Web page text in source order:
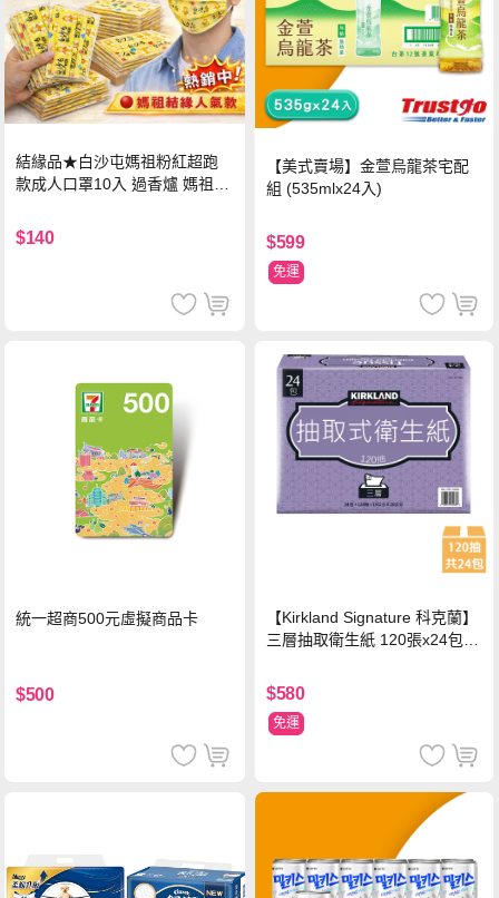
結緣品★白沙屯媽祖粉紅超跑
款成人口罩10入 過香爐 媽祖加
$140
【美式賣場】金萱烏龍茶宅配
組 (535mlx24入)
$599
免運
統一超商500元虛擬商品卡
$500
【Kirkland Signature 科克蘭】
三層抽取衛生紙 120張x24包x1
$580
免運